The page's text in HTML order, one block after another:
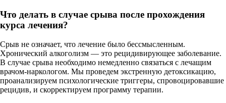
Что делать в случае срыва после прохождения
курса лечения?
Срыв не означает, что лечение было бессмысленным.
Хронический алкоголизм — это рецидивирующее заболевание.
В случае срыва необходимо немедленно связаться с лечащим
врачом-наркологом. Мы проведем экстренную детоксикацию,
проанализируем психологические триггеры, спровоцировавшие
рецидив, и скорректируем программу терапии.